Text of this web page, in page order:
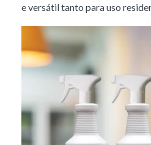
e versátil tanto para uso